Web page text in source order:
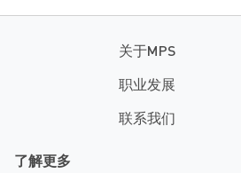
关于MPS
职业发展
联系我们
了解更多